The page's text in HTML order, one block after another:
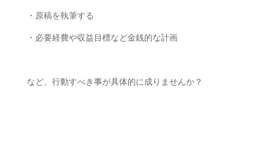
・原稿を執筆する
・必要経費や収益目標など金銭的な計画
など、行動すべき事が具体的に成りませんか？